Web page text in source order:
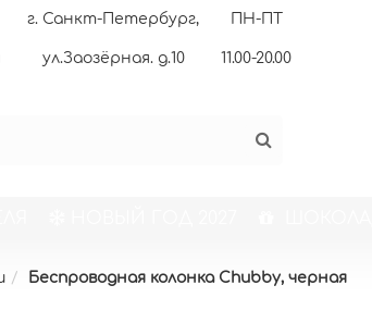
г. Санкт-Петербург,
ул.Заозёрная. д.10
ПН-ПТ
11.00-20.00
Беспроводная колонка Chubby, черная